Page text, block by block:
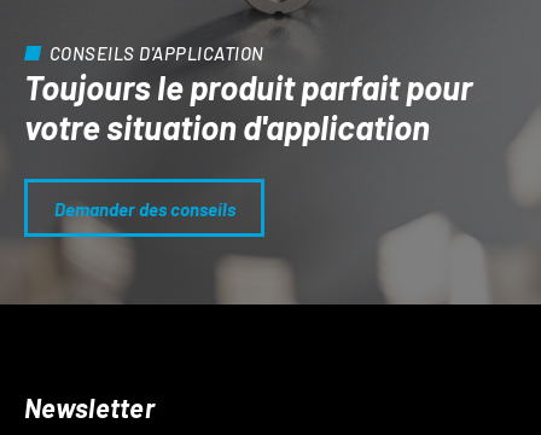
CONSEILS D'APPLICATION
Toujours le produit parfait pour
votre situation d'application
Demander des conseils
Newsletter